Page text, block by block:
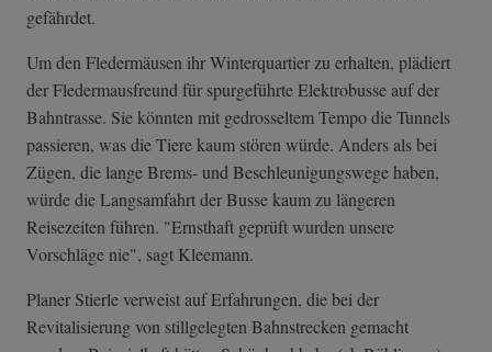
gefährdet.
Um den Fledermäusen ihr Winterquartier zu erhalten, plädiert
der Fledermausfreund für spurgeführte Elektrobusse auf der
Bahntrasse. Sie könnten mit gedrosseltem Tempo die Tunnels
passieren, was die Tiere kaum stören würde. Anders als bei
Zügen, die lange Brems- und Beschleunigungswege haben,
würde die Langsamfahrt der Busse kaum zu längeren
Reisezeiten führen. "Ernsthaft geprüft wurden unsere
Vorschläge nie", sagt Kleemann.
Planer Stierle verweist auf Erfahrungen, die bei der
Revitalisierung von stillgelegten Bahnstrecken gemacht